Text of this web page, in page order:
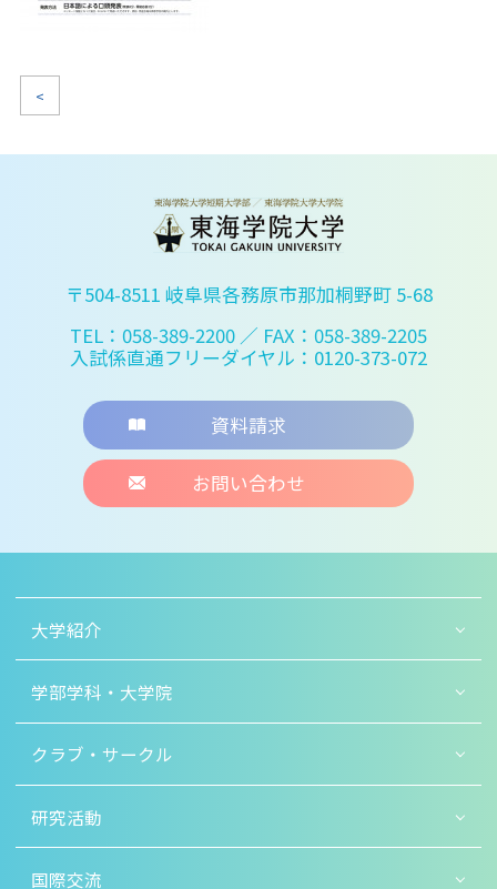
<
〒504-8511 岐阜県各務原市那加桐野町 5-68
TEL：058-389-2200 ／ FAX：058-389-2205
入試係直通フリーダイヤル：0120-373-072
資料請求
お問い合わせ
大学紹介
学部学科・大学院
クラブ・サークル
研究活動
国際交流